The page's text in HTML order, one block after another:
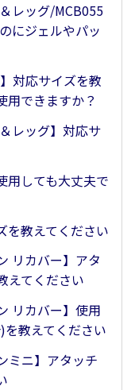
レッグ/MCB055
にジェルやパッ
対応サイズを教
用できますか？
レッグ】対応サ
用しても大丈夫で
を教えてください
リカバー】アタ
えてください
リカバー】使用
教えてください
ミニ】アタッチ